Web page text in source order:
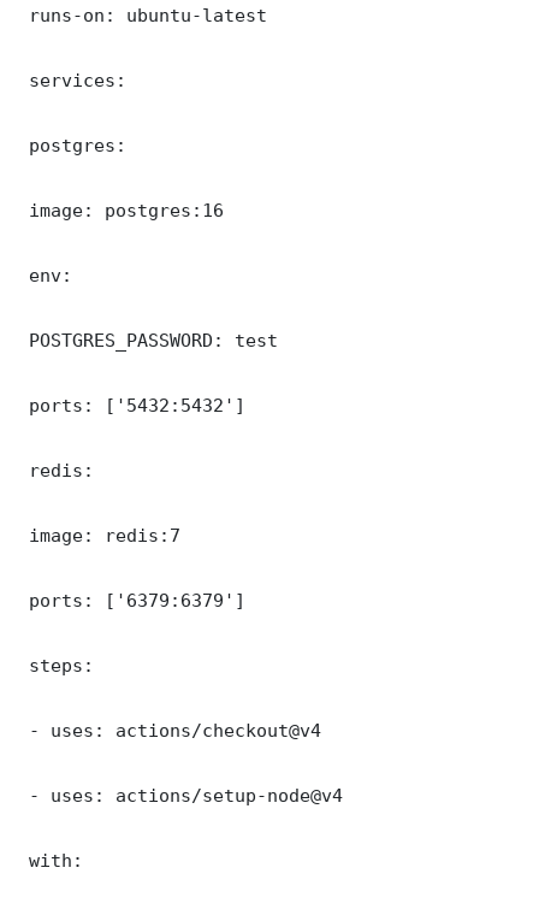
runs-on: ubuntu-latest
services:
postgres:
image: postgres:16
env:
POSTGRES_PASSWORD: test
ports: ['5432:5432']
redis:
image: redis:7
ports: ['6379:6379']
steps:
- uses: actions/checkout@v4
- uses: actions/setup-node@v4
with: